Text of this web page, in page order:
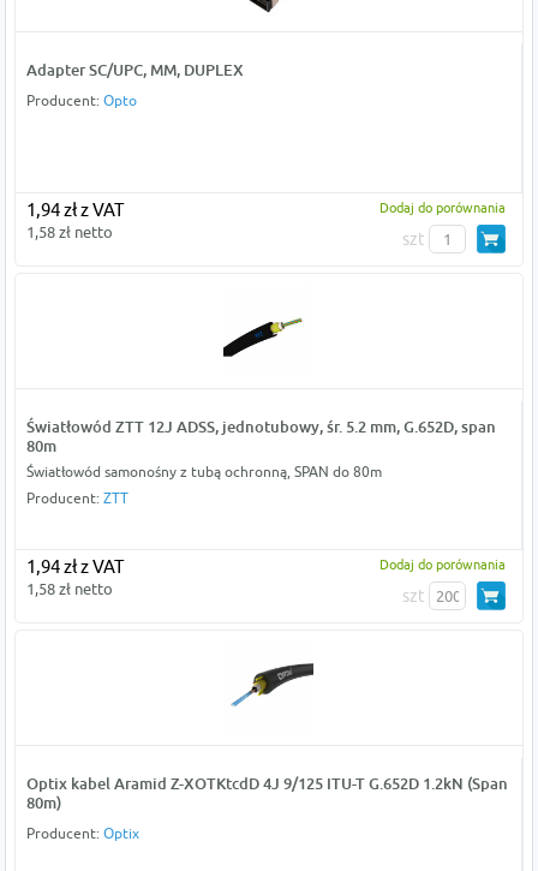
Adapter SC/UPC, MM, DUPLEX
Producent: Opto
1,94 zł z VAT
1,58 zł netto
Dodaj do porównania
szt
Światłowód ZTT 12J ADSS, jednotubowy, śr. 5.2 mm, G.652D, span
80m
Światłowód samonośny z tubą ochronną, SPAN do 80m
Producent: ZTT
1,94 zł z VAT
1,58 zł netto
Dodaj do porównania
szt
Optix kabel Aramid Z-XOTKtcdD 4J 9/125 ITU-T G.652D 1.2kN (Span
80m)
Producent: Optix